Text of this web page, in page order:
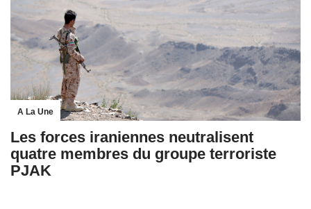
A La Une
Les forces iraniennes neutralisent
quatre membres du groupe terroriste
PJAK